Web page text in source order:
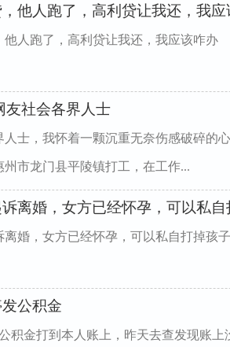
他人跑了，高利贷让我还，我应
他人跑了，高利贷让我还，我应该咋办
友社会各界人士
人士，我怀着一颗沉重无奈伤感破碎的
州市龙门县平陵镇打工，在工作...
离婚，女方已经怀孕，可以私
离婚，女方已经怀孕，可以私自打掉孩
公积金
积金打到本人账上，昨天去查发现账